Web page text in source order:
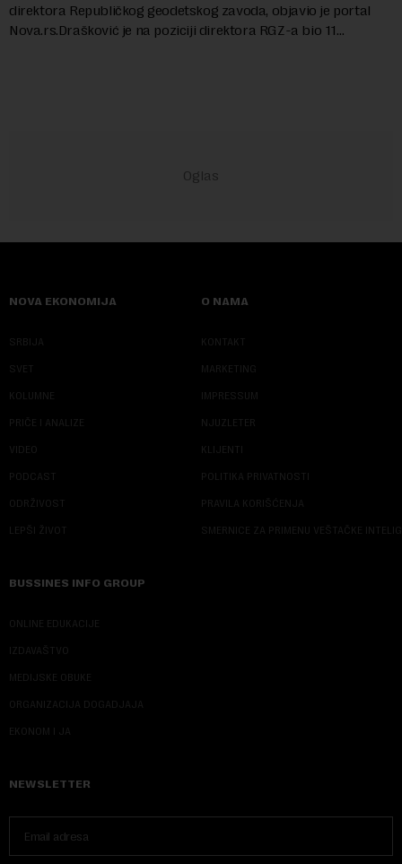
direktora Republičkog geodetskog zavoda, objavio je portal
Nova.rs.Drašković je na poziciji direktora RGZ-a bio 11
NOVA EKONOMIJA
SRBIJA
SVET
KOLUMNE
PRIČE I ANALIZE
VIDEO
PODCAST
ODRŽIVOST
LEPŠI ŽIVOT
O NAMA
KONTAKT
MARKETING
IMPRESSUM
NJUZLETER
KLIJENTI
POLITIKA PRIVATNOSTI
PRAVILA KORIŠĆENJA
SMERNICE ZA PRIMENU VEŠTAČKE
BUSSINES INFO GROUP
ONLINE EDUKACIJE
IZDAVAŠTVO
MEDIJSKE OBUKE
ORGANIZACIJA DOGADJAJA
EKONOM I JA
NEWSLETTER